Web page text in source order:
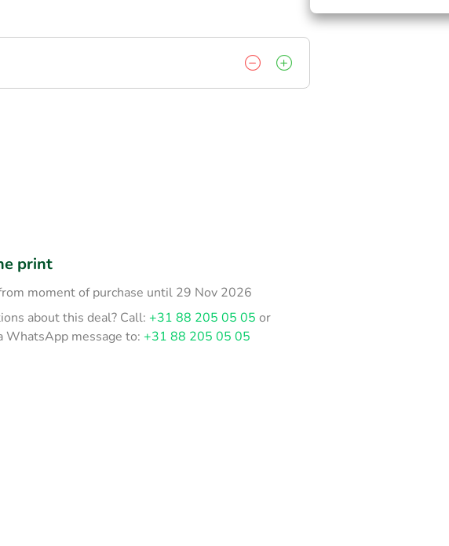
print
moment of purchase until 29 Nov 2026
about this deal? Call:+31 88 205 05 05 or
WhatsApp message to:+31 88 205 05 05